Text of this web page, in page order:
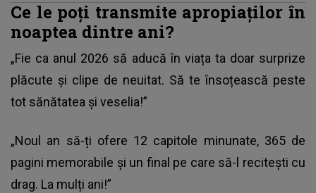
Ce le poți transmite apropiaților în
noaptea dintre ani?
„Fie ca anul 2026 să aducă în viața ta doar surprize
plăcute și clipe de neuitat. Să te însoțească peste
tot sănătatea și veselia!”
„Noul an să-ți ofere 12 capitole minunate, 365 de
pagini memorabile și un final pe care să-l recitești cu
drag. La mulți ani!”